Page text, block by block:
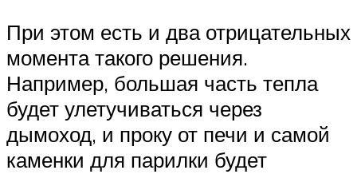
При этом есть и два отрицательных
момента такого решения.
Например, большая часть тепла
будет улетучиваться через
дымоход, и проку от печи и самой
каменки для парилки будет